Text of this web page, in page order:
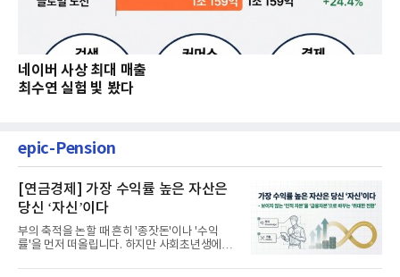
네이버 사상 최대 매출
최수연 실험 빛 봤다
epic-Pension
[연금경제] 가장 수익률 높은 자산은
당신 ‘자신’이다
부의 축적을 논할 때 흔히 '종잣돈'이나 '수익
률'을 먼저 떠올립니다. 하지만 사회초년생에게